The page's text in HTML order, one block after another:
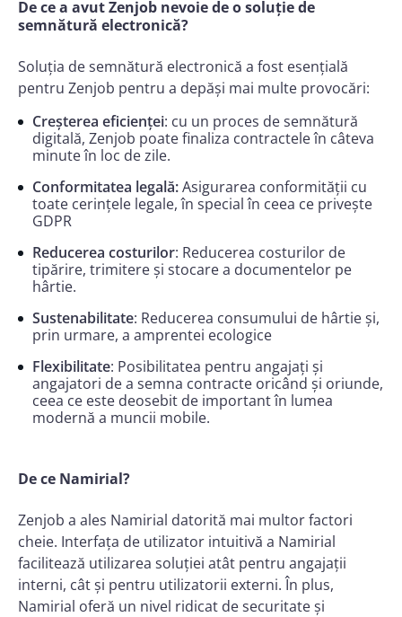
De ce a avut Zenjob nevoie de o soluție de
semnătură electronică?
Soluția de semnătură electronică a fost esențială
pentru Zenjob pentru a depăși mai multe provocări:
Creșterea eficienței: cu un proces de semnătură
digitală, Zenjob poate finaliza contractele în câteva
minute în loc de zile.
Conformitatea legală:Asigurarea conformității cu
toate cerințele legale, în special în ceea ce privește
GDPR
Reducerea costurilor: Reducerea costurilor de
tipărire, trimitere și stocare a documentelor pe
hârtie.
Sustenabilitate: Reducerea consumului de hârtie și,
prin urmare, a amprentei ecologice
Flexibilitate: Posibilitatea pentru angajați și
angajatori de a semna contracte oricând și oriunde,
ceea ce este deosebit de important în lumea
modernă a muncii mobile.
De ce Namirial?
Zenjob a ales Namirial datorită mai multor factori
cheie. Interfața de utilizator intuitivă a Namirial
facilitează utilizarea soluției atât pentru angajații
interni, cât și pentru utilizatorii externi. În plus,
Namirial oferă un nivel ridicat de securitate și